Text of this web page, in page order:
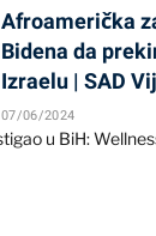
Afroamerička
Bidena da
Izraelu | SAD
07/06/2024